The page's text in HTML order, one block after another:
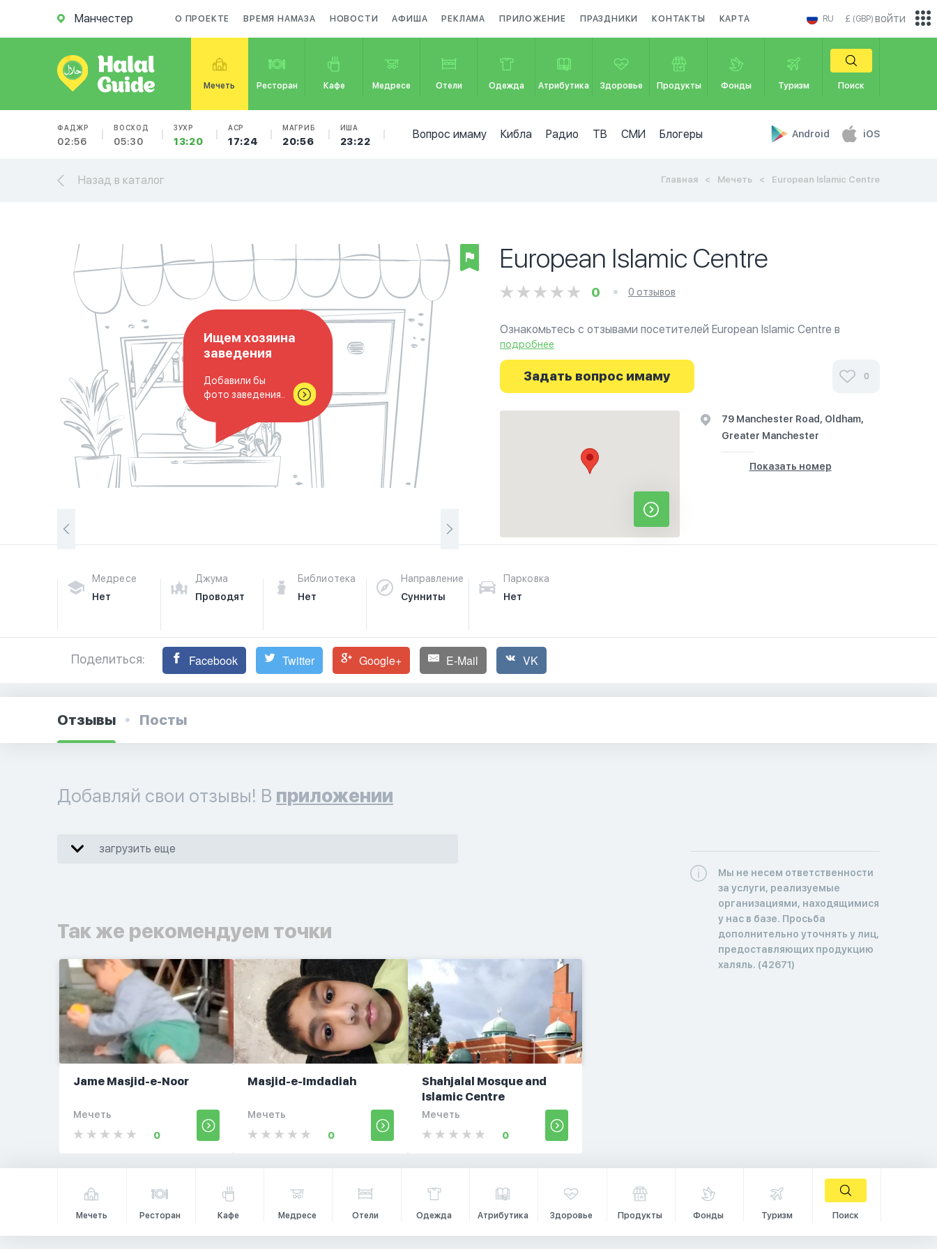
Манчестер О ПРОЕКТЕ ВРЕМЯ НАМАЗА НОВОСТИ АФИША РЕКЛАМА ПРИЛОЖЕНИЕ ПРАЗДНИКИ КОНТАКТЫ КАРТА RU £ (GBP)
Мечеть Ресторан Кафе Медресе Отели Одежда Атрибутика Здоровье Продукты Фонды Туризм Поиск
ФАДЖР
02:56
ВОСХОД
05:30
ЗУХР
13:20
АСР
17:24
МАГРИБ
20:56
ИША
23:22
Вопрос имаму Кибла Радио ТВ СМИ Блогеры Android iOS
войти
Назад в каталог Главная Мечеть European Islamic Centre
Ищем хозяина
заведения
Добавили бы
фото заведения..
European Islamic Centre
0 0 отзывов
Ознакомьтесь с отзывами посетителей European Islamic Centre в
г.Манчестер на фотографиях и узнайте о часах работы. Ваше духовное
путешествие начинается здесь.
подробнее
Задать вопрос имаму 0
79 Manchester Road, Oldham,
Greater Manchester
Показать номер
Медресе
Нет
Джума
Проводят
Библиотека
Нет
Направление
Сунниты
Парковка
Нет
Поделиться: Facebook Twitter Google+ E-Mail VK
Отзывы Посты
Добавляй свои отзывы! В приложении
загрузить еще
Так же рекомендуем точки
Jame Masjid-e-Noor
Мечеть
0
Masjid-e-Imdadiah
Мечеть
0
Shahjalal Mosque and
Islamic Centre
Мечеть
0
Мы не несем ответственности
за услуги, реализуемые
организациями, находящимися
у нас в базе. Просьба
дополнительно уточнять у лиц,
предоставляющих продукцию
халяль. (42671)
Мечеть Ресторан Кафе Медресе Отели Одежда Атрибутика Здоровье Продукты Фонды Туризм Поиск